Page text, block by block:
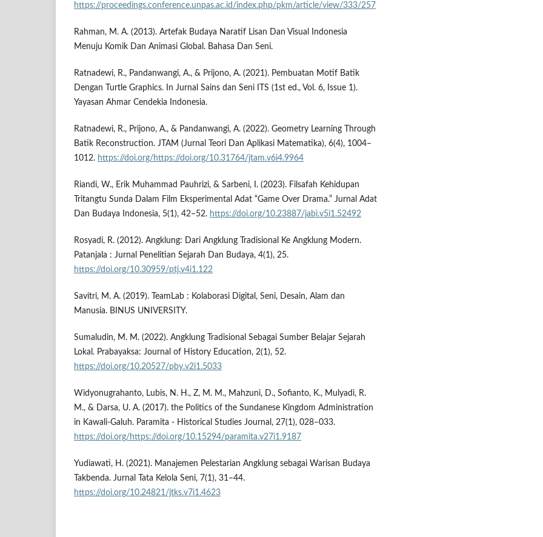
https://proceedings.conference.unpas.ac.id/index.php/pkm/article/view/333/257
Rahman, M. A. (2013). Artefak Budaya Naratif Lisan Dan Visual Indonesia
Menuju Komik Dan Animasi Global. Bahasa Dan Seni.
Ratnadewi, R., Pandanwangi, A., & Prijono, A. (2021). Pembuatan Motif Batik
Dengan Turtle Graphics. In Jurnal Sains dan Seni ITS (1st ed., Vol. 6, Issue 1).
Yayasan Ahmar Cendekia Indonesia.
Ratnadewi, R., Prijono, A., & Pandanwangi, A. (2022). Geometry Learning Through
Batik Reconstruction. JTAM (Jurnal Teori Dan Aplikasi Matematika), 6(4), 1004–
1012. https://doi.org/https://doi.org/10.31764/jtam.v6i4.9964
Riandi, W., Erik Muhammad Pauhrizi, & Sarbeni, I. (2023). Filsafah Kehidupan
Tritangtu Sunda Dalam Film Eksperimental Adat “Game Over Drama.” Jurnal Adat
Dan Budaya Indonesia, 5(1), 42–52. https://doi.org/10.23887/jabi.v5i1.52492
Rosyadi, R. (2012). Angklung: Dari Angklung Tradisional Ke Angklung Modern.
Patanjala : Jurnal Penelitian Sejarah Dan Budaya, 4(1), 25.
https://doi.org/10.30959/ptj.v4i1.122
Savitri, M. A. (2019). TeamLab : Kolaborasi Digital, Seni, Desain, Alam dan
Manusia. BINUS UNIVERSITY.
Sumaludin, M. M. (2022). Angklung Tradisional Sebagai Sumber Belajar Sejarah
Lokal. Prabayaksa: Journal of History Education, 2(1), 52.
https://doi.org/10.20527/pby.v2i1.5033
Widyonugrahanto, Lubis, N. H., Z, M. M., Mahzuni, D., Sofianto, K., Mulyadi, R.
M., & Darsa, U. A. (2017). the Politics of the Sundanese Kingdom Administration
in Kawali-Galuh. Paramita - Historical Studies Journal, 27(1), 028–033.
https://doi.org/https://doi.org/10.15294/paramita.v27i1.9187
Yudiawati, H. (2021). Manajemen Pelestarian Angklung sebagai Warisan Budaya
Takbenda. Jurnal Tata Kelola Seni, 7(1), 31–44.
https://doi.org/10.24821/jtks.v7i1.4623